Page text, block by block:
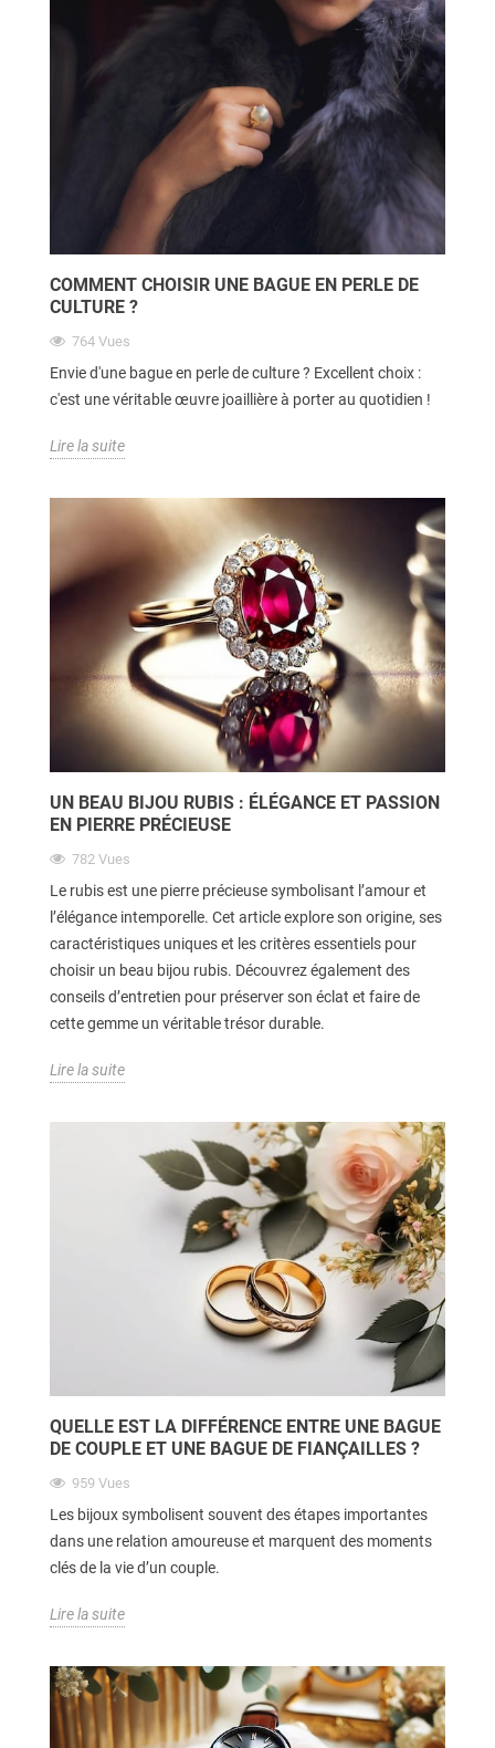
COMMENT CHOISIR UNE BAGUE EN PERLE DE
CULTURE ?
764 Vues
Envie d'une bague en perle de culture ? Excellent choix :
c'est une véritable œuvre joaillière à porter au quotidien !
Lire la suite
UN BEAU BIJOU RUBIS : ÉLÉGANCE ET PASSION
EN PIERRE PRÉCIEUSE
782 Vues
Le rubis est une pierre précieuse symbolisant l’amour et
l’élégance intemporelle. Cet article explore son origine, ses
caractéristiques uniques et les critères essentiels pour
choisir un beau bijou rubis. Découvrez également des
conseils d’entretien pour préserver son éclat et faire de
cette gemme un véritable trésor durable.
Lire la suite
QUELLE EST LA DIFFÉRENCE ENTRE UNE BAGUE
DE COUPLE ET UNE BAGUE DE FIANÇAILLES ?
959 Vues
Les bijoux symbolisent souvent des étapes importantes
dans une relation amoureuse et marquent des moments
clés de la vie d’un couple.
Lire la suite